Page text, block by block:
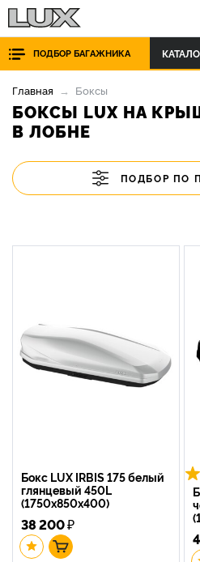
ПОДБОР БАГАЖНИКА
Главная Боксы
БОКСЫ LUX НА
В ЛОБНЕ
ПОДБОР ПО
Бокс LUX IRBIS 175 белый
глянцевый 450L
(1750х850х400)
38 200₽